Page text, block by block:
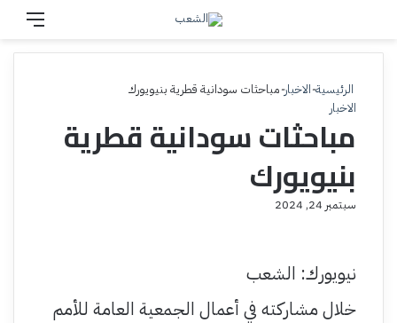
بحث عن
الرئيسية-الاخبار-مباحثات سودانية قطرية بنيويورك
الاخبار
مباحثات سودانية قطرية
بنيويورك
سبتمبر 24, 2024
نيويورك: الشعب
خلال مشاركته في أعمال الجمعية العامة للأمم